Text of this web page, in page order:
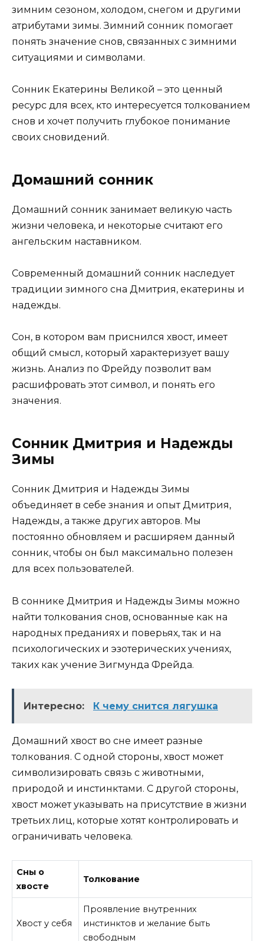
зимним сезоном, холодом, снегом и другими
атрибутами зимы. Зимний сонник помогает
понять значение снов, связанных с зимними
ситуациями и символами.
Сонник Екатерины Великой – это ценный
ресурс для всех, кто интересуется толкованием
снов и хочет получить глубокое понимание
своих сновидений.
Домашний сонник
Домашний сонник занимает великую часть
жизни человека, и некоторые считают его
ангельским наставником.
Современный домашний сонник наследует
традиции зимного сна Дмитрия, екатерины и
надежды.
Сон, в котором вам приснился хвост, имеет
общий смысл, который характеризует вашу
жизнь. Анализ по Фрейду позволит вам
расшифровать этот символ, и понять его
значения.
Сонник Дмитрия и Надежды
Зимы
Сонник Дмитрия и Надежды Зимы
объединяет в себе знания и опыт Дмитрия,
Надежды, а также других авторов. Мы
постоянно обновляем и расширяем данный
сонник, чтобы он был максимально полезен
для всех пользователей.
В соннике Дмитрия и Надежды Зимы можно
найти толкования снов, основанные как на
народных преданиях и поверьях, так и на
психологических и эзотерических учениях,
таких как учение Зигмунда Фрейда.
Интересно: К чему снится лягушка
Домашний хвост во сне имеет разные
толкования. С одной стороны, хвост может
символизировать связь с животными,
природой и инстинктами. С другой стороны,
хвост может указывать на присутствие в жизни
третьих лиц, которые хотят контролировать и
ограничивать человека.
Сны о
хвосте
Толкование
Хвост у себя
Проявление внутренних
инстинктов и желание быть
свободным